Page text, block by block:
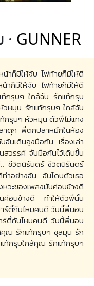
GUNNER
าก็มีให้จับ ไฟท้ายก็มีให้ตี
าก็มีให้จับ ไฟท้ายก็มีให้ตี
กรุบๆ ใกล้ฉัน รักแท้กรุบ
หมุน รักแท้กรุบๆ ใกล้ฉัน
กรุบๆ หัวหมุน ตัวพี่ไม่แทง
ดุก พี่ตกปลาหมึกในห้อง
ฉันเดินจูงมือกัน เรื่องเล่า
สวรรค์ จับมือกันไว้เดินขึ้น
ชีวิตนิรันดร์ ชีวิตนิรันดร์
ำอย่างฉัน ฉันโดนตัวเธอ
ะของเพลงมันค่อนข้างดี
ค่อนข้างดี ทำให้ตัวพี่นั้น
ร์ตี้กันไหมคนดี วันนี้พี่นอน
ร์ตี้กันไหมคนดี วันนี้พี่นอน
คุณ รักแท้กรุบๆ ชุลมุน รัก
ท้กรุบใกล้คุณ รักแท้กรุบๆ